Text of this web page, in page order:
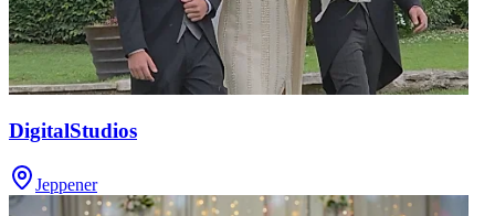
DigitalStudios
Jeppener